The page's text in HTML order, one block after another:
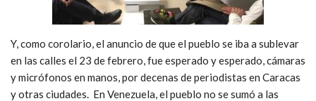
Y, como corolario, el anuncio de que el pueblo se iba a sublevar
en las calles el 23 de febrero, fue esperado y esperado, cámaras
y micrófonos en manos, por decenas de periodistas en Caracas
y otras ciudades. En Venezuela, el pueblo no se sumó a las